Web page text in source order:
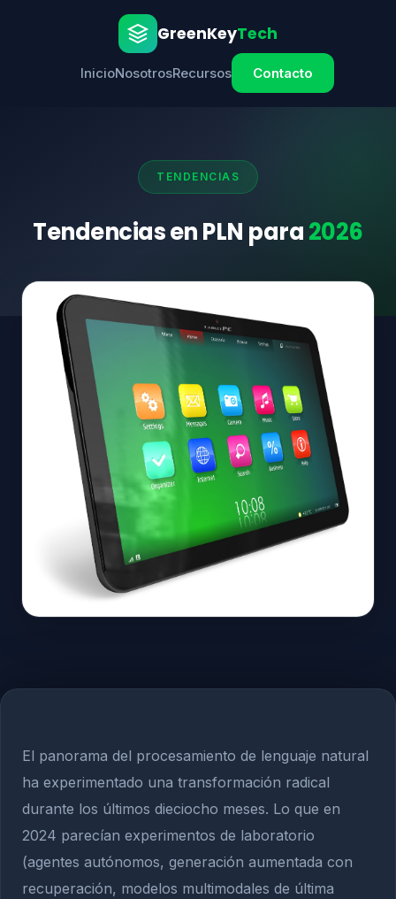
GreenKeyTech
InicioNosotrosRecursos Contacto
TENDENCIAS
Tendencias en PLN para2026
El panorama del procesamiento de lenguaje natural
ha experimentado una transformación radical
durante los últimos dieciocho meses. Lo que en
2024 parecían experimentos de laboratorio
(agentes autónomos, generación aumentada con
recuperación, modelos multimodales de última